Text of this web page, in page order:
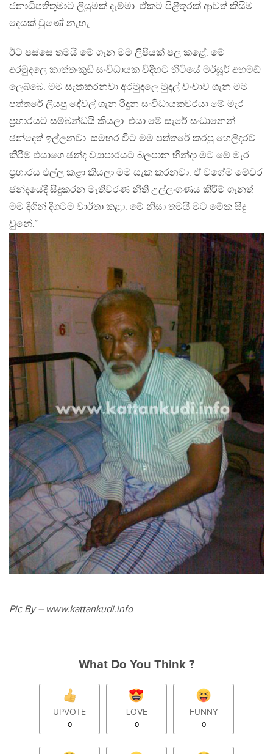
ජනාධිපතිතුමාට ලියුමක් දැම්මා. ඒකට පිළිතුරක් ආවත් කිසිම
දෙයක් වුණේ නැහැ.
ඊට පස්සෙ තමයි මේ ගැන මම ලිපියක් පල කළේ. මේ
අරමුදලෙ කාත්තංකුඩි සංවිධායක විදිහට හිටියේ මර්සූර් අහමඩ්
ලෙබ්බෙ. මම සැකකරනවා අරමුදලෙ මුදල් වංචාව ගැන මම
පත්තරේ ලියපු දේවල් ගැන රිදුන සංවිධායකවරයා මේ මැර
ප්‍රහාරයට සම්බන්ධයි කියලා. එයා මේ සැරේ සංධානෙන්
ඡන්දෙත් ඉල්ලනවා. සමහර විට මම පත්තරේ කරපු හෙලිදරව්
කිරීම් එයාගෙ ඡන්ද ව්‍යාපාරයට බලපාන හින්දා මට මේ මැර
ප්‍රහාරය එල්ල කළා කියලා මම සැක කරනවා. ඒ වගේම මේවර
ඡන්දයේදී සිදුකරන මැතිවරණ නීති උල්ලංගණය කිරීම් ගැනත්
මම දිගින් දිගටම වාර්තා කළ‍ා. මේ නිසා තමයි මට මේක සිදු
වුනේ.”
Pic By – www.kattankudi.info
What Do You Think ?
UPVOTE
0
LOVE
0
FUNNY
0